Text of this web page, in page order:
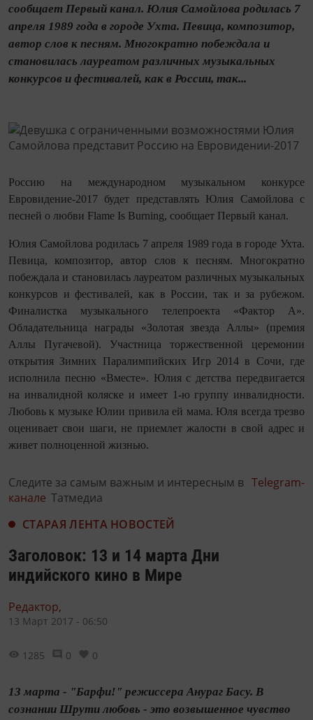
сообщает Первый канал. Юлия Самойлова родилась 7
апреля 1989 года в городе Ухта. Певица, композитор,
автор слов к песням. Многократно побеждала и
становилась лауреатом различных музыкальных
конкурсов и фестивалей, как в России, так...
Россию на международном музыкальном конкурсе
Евровидение-2017 будет представлять Юлия Самойлова с
песней о любви Flame Is Burning, сообщает Первый канал.
Юлия Самойлова родилась 7 апреля 1989 года в городе Ухта.
Певица, композитор, автор слов к песням. Многократно
побеждала и становилась лауреатом различных музыкальных
конкурсов и фестивалей, как в России, так и за рубежом.
Финалистка музыкального телепроекта «Фактор А».
Обладательница награды «Золотая звезда Аллы» (премия
Аллы Пугачевой). Участница торжественной церемонии
открытия Зимних Паралимпийских Игр 2014 в Сочи, где
исполнила песню «Вместе». Юлия с детства передвигается
на инвалидной коляске и имеет 1-ю группу инвалидности.
Любовь к музыке Юлии привила ей мама. Юля всегда трезво
оценивает свои шаги, не приемлет жалости в свой адрес и
живет полноценной жизнью.
Следите за самым важным и интересным в Telegram-
канале Татмедиа
СТАРАЯ ЛЕНТА НОВОСТЕЙ
Заголовок: 13 и 14 марта Дни
индийского кино в Мире
Редактор,
13 Март 2017 - 06:50
1285 0 0
13 марта - "Барфи!" режиссера Анураг Басу. В
сознании Шрути любовь - это возвышенное чувство